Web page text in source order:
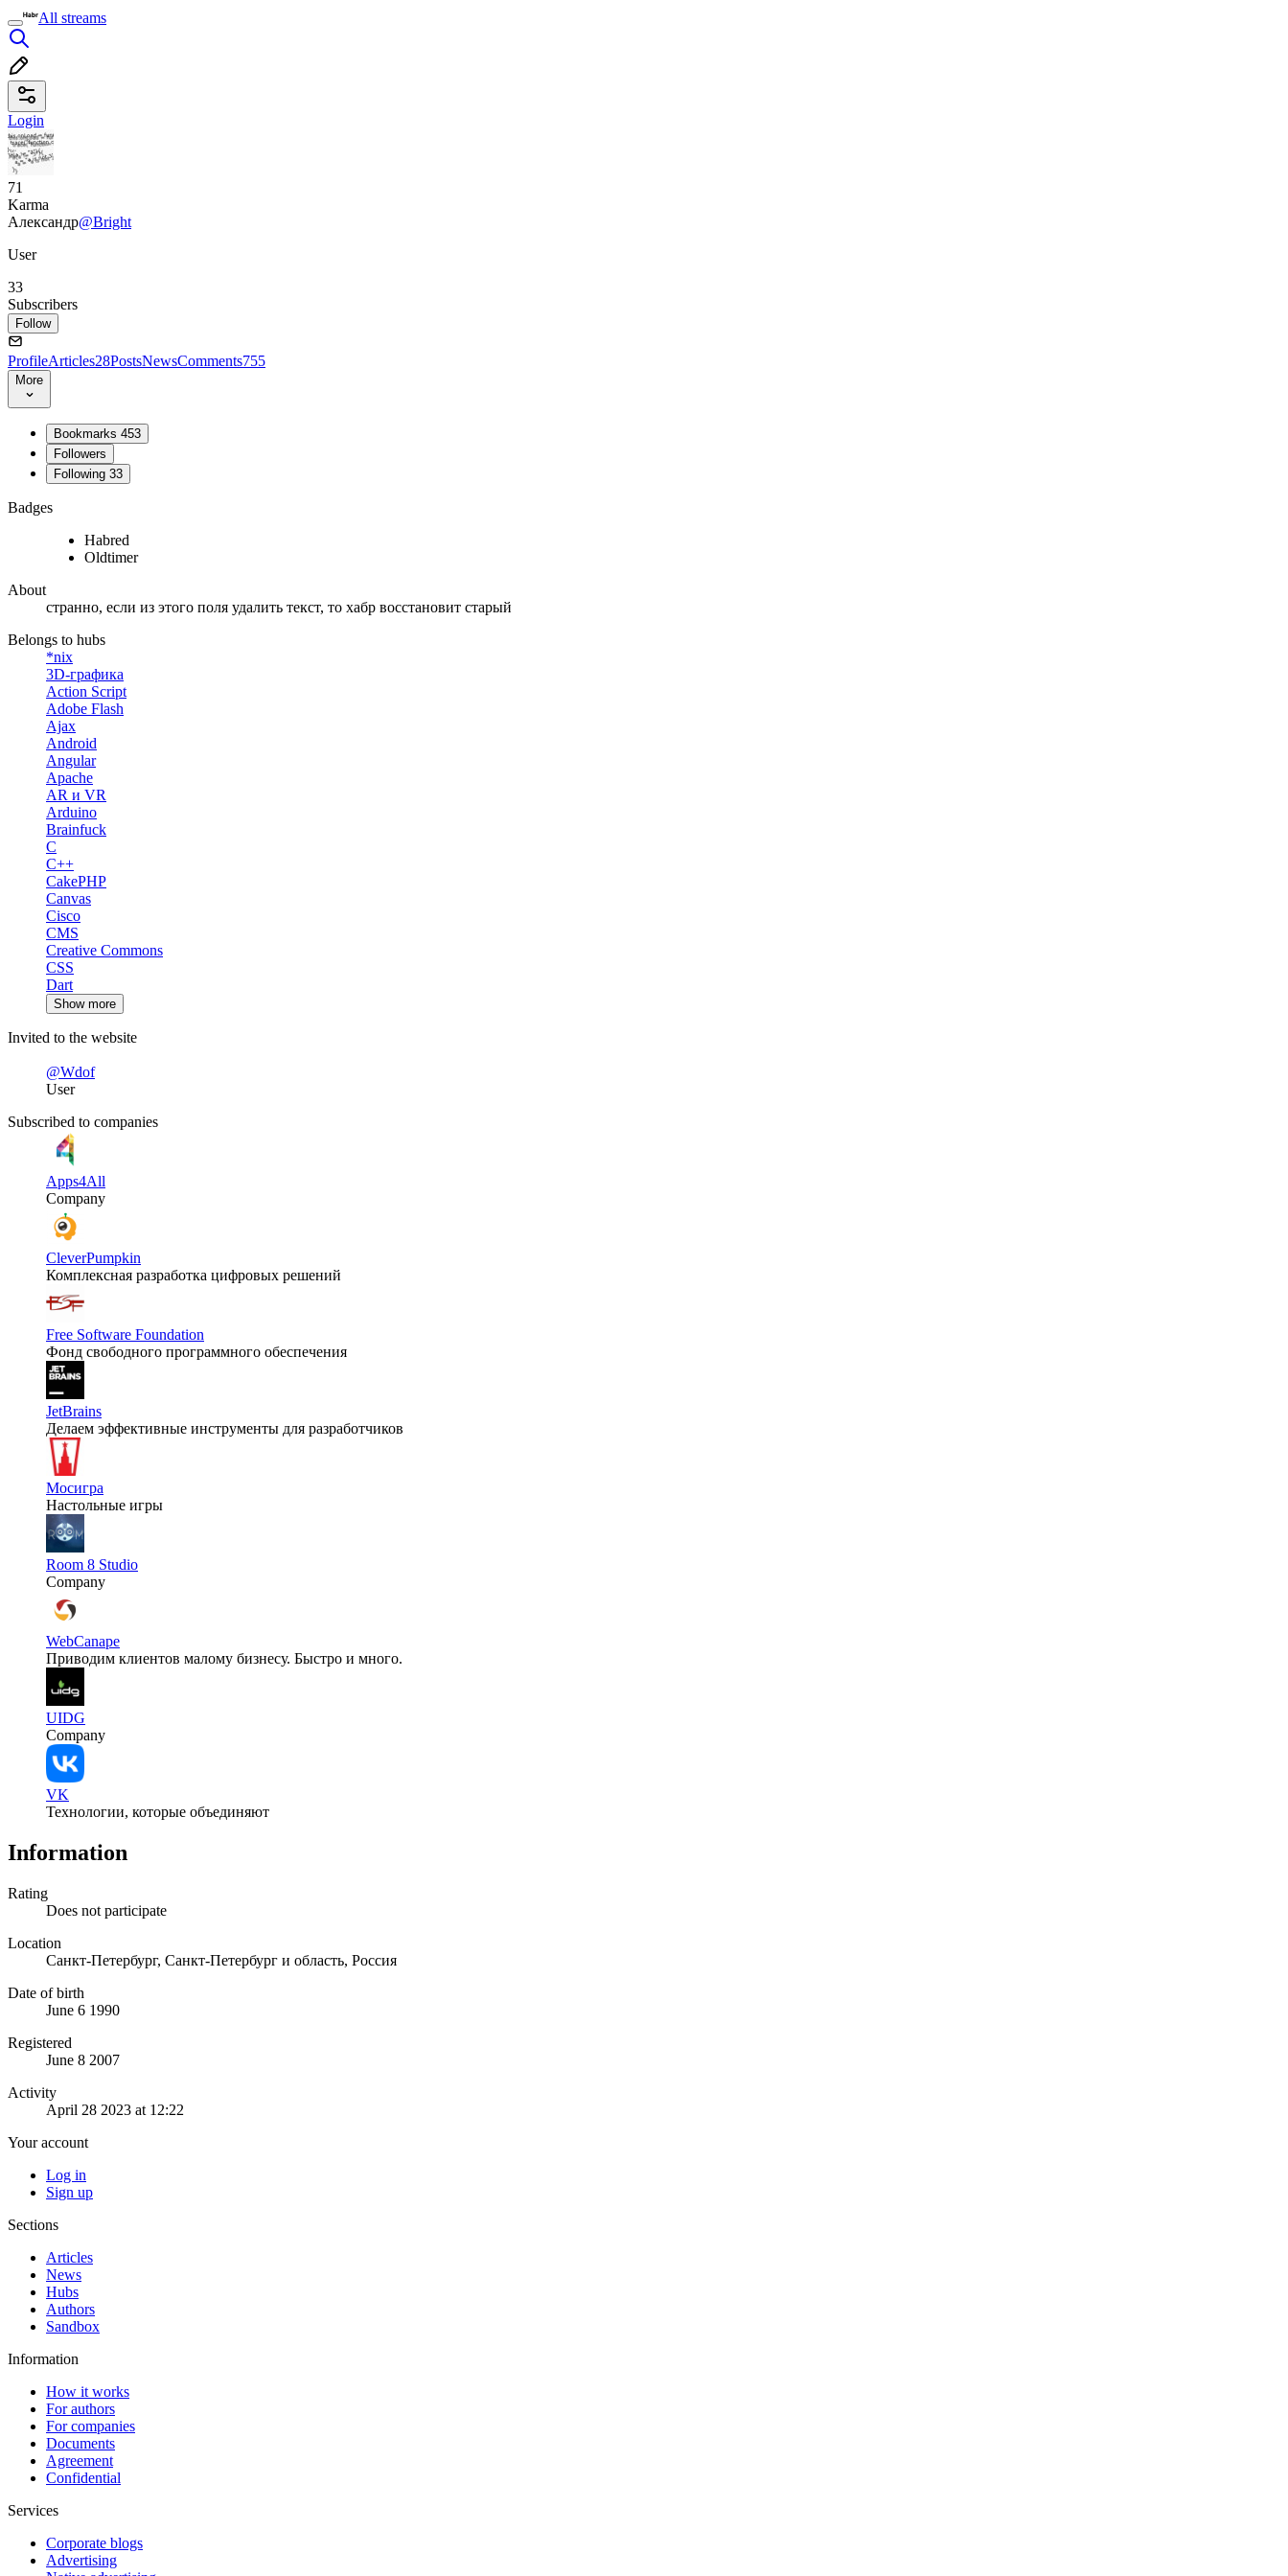
All streams
Login
71
Karma
Александр@Bright
User
33
Subscribers
Follow
ProfileArticles28PostsNewsComments755
More
Bookmarks 453
Followers
Following 33
Badges
Habred
Oldtimer
About
странно, если из этого поля удалить текст, то хабр восстановит старый
Belongs to hubs
*nix
3D-графика
Action Script
Adobe Flash
Ajax
Android
Angular
Apache
AR и VR
Arduino
Brainfuck
C
C++
CakePHP
Canvas
Cisco
CMS
Creative Commons
CSS
Dart
Show more
Invited to the website
@Wdof
User
Subscribed to companies
Apps4All
Company
CleverPumpkin
Комплексная разработка цифровых решений
Free Software Foundation
Фонд свободного программного обеспечения
JetBrains
Делаем эффективные инструменты для разработчиков
Мосигра
Настольные игры
Room 8 Studio
Company
WebCanape
Приводим клиентов малому бизнесу. Быстро и много.
UIDG
Company
VK
Технологии, которые объединяют
Information
Rating
Does not participate
Location
Санкт-Петербург, Санкт-Петербург и область, Россия
Date of birth
June 6 1990
Registered
June 8 2007
Activity
April 28 2023 at 12:22
Your account
Log in
Sign up
Sections
Articles
News
Hubs
Authors
Sandbox
Information
How it works
For authors
For companies
Documents
Agreement
Confidential
Services
Corporate blogs
Advertising